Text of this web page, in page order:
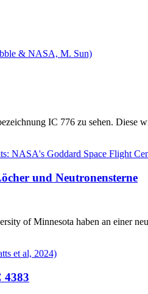
IC 776 zu sehen. Diese
und Neutronensterne
of Minnesota haben an einer
4383